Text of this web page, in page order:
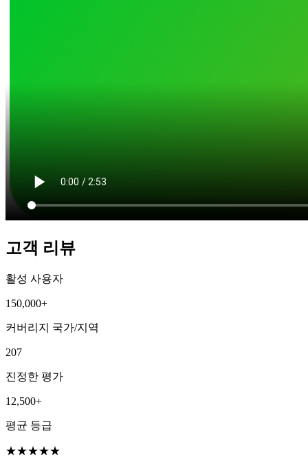
고객 리뷰
활성 사용자
150,000+
커버리지 국가/지역
207
진정한 평가
12,500+
평균 등급
★★★★★